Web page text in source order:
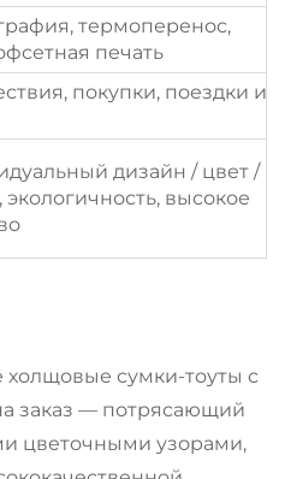
термоперенос,
печать
покупки, поездки и
дизайн / цвет /
экологичность, высокое
сумки-тоуты с
заказ — потрясающий
цветочными узорами,